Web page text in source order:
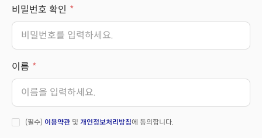
비밀번호 확인
이름
(필수) 이용약관 및 개인정보처리방침에 동의합니다.